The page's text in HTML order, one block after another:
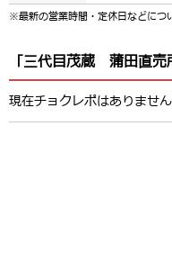
※最新の営業時間・定休日などにつ
「三代目茂蔵 蒲田直
現在チョクレポはありません